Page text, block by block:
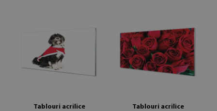
Tablouri acrilice
Tablouri acrilice